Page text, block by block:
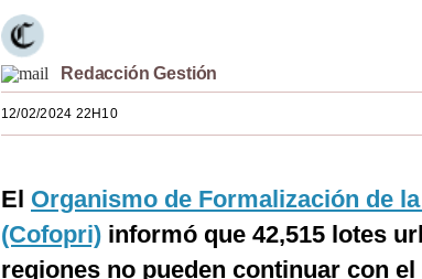
Redacción Gestión
12/02/2024 22H10
El Organismo de Formalización de
(Cofopri) informó que 42,515 lotes
regiones no pueden continuar con